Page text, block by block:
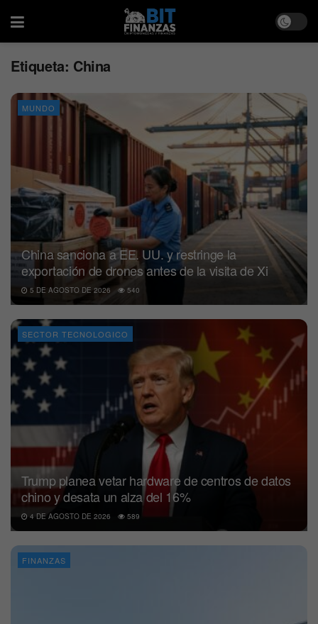
Etiqueta: China
MUNDO
China sanciona a EE. UU. y restringe la
exportación de drones antes de la visita de Xi
5 DE AGOSTO DE 2026 540
SECTOR TECNOLOGICO
Trump planea vetar hardware de centros de datos
chino y desata un alza del 16%
4 DE AGOSTO DE 2026 589
FINANZAS